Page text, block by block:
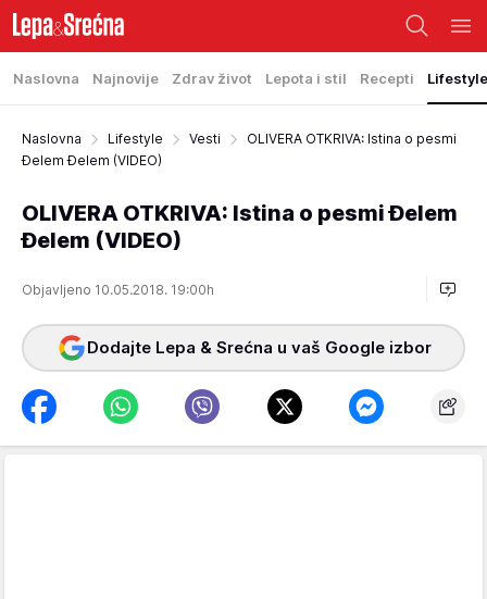
Naslovna Najnovije Zdrav život Lepota i stil Recepti Lifestyle
Naslovna Lifestyle Vesti
OLIVERA OTKRIVA: Istina o pesmi
Đelem Đelem (VIDEO)
OLIVERA OTKRIVA: Istina o pesmi Đelem
Đelem (VIDEO)
Objavljeno 10.05.2018. 19:00h
Dodajte Lepa & Srećna u vaš Google izbor